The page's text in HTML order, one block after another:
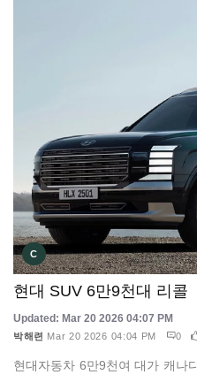
C
현대 SUV 6만9천대 리콜
Updated: Mar 20 2026 04:07 PM
박해련 Mar 20 2026 04:04 PM 0
현대자동차 6만9천여 대가 캐나